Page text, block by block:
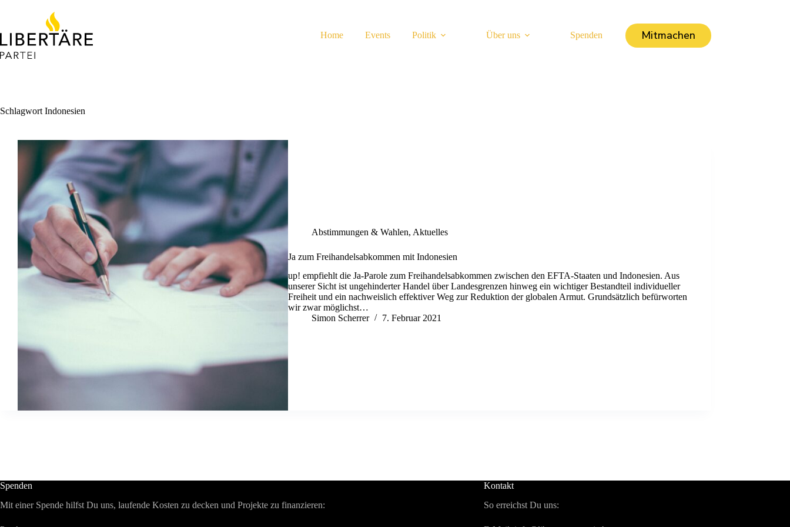
Home
Events Politik Über uns Spenden Mitmachen
Schlagwort Indonesien
Abstimmungen & Wahlen, Aktuelles
Ja zum Freihandelsabkommen mit Indonesien
up! empfiehlt die Ja-Parole zum Freihandelsabkommen zwischen den EFTA-Staaten und Indonesien. Aus
unserer Sicht ist ungehinderter Handel über Landesgrenzen hinweg ein wichtiger Bestandteil individueller
Freiheit und ein nachweislich effektiver Weg zur Reduktion der globalen Armut. Grundsätzlich befürworten
wir zwar möglichst…
Simon Scherrer
7. Februar 2021
Spenden
Mit einer Spende hilfst Du uns, laufende Kosten zu decken und Projekte zu finanzieren:
Kontakt
So erreichst Du uns: